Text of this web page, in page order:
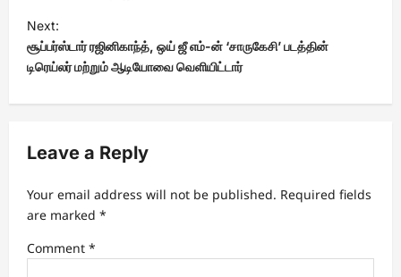
a
v
a
i
n
Next:
சூப்பர்ஸ்டார் ரஜினிகாந்த், ஒய் ஜீ எம்-ன் ‘சாருகேசி’ படத்தின்
டிரெய்லர் மற்றும் ஆடியோவை வெளியிட்டார்
Leave a Reply
Your email address will not be published. Required fields
are marked *
Comment *